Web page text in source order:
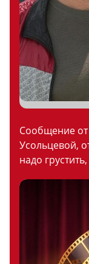
Сообщение
Усольцевой,
надо